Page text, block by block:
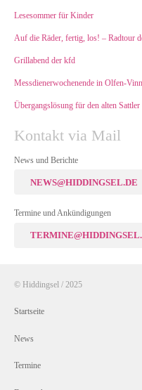
Lesesommer für Kinder
Auf die Räder, fertig, los! – Radtour
Grillabend der kfd
Messdienerwochenende in Olfen-
Übergangslösung für den alten Sattler
Kontakt via Mail
News und Berichte
NEWS@HIDDINGSEL.DE
Termine und Ankündigungen
© Hiddingsel / 2025
Startseite
News
Termine